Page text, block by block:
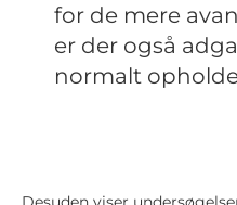
for de mere
er der også
normalt